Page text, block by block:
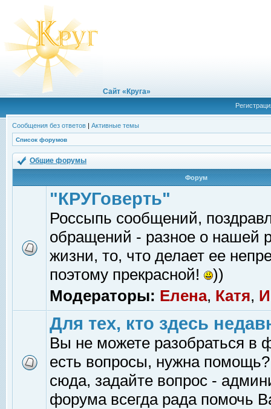
Сайт «Круга»
Сообщения без ответов | Активные темы
Список форумов
Общие форумы
Форум
"КРУГоверть"
Россыпь сообщений,
обращений - разное о нашей
жизни, то, что делает ее
поэтому прекрасной!
))
Модераторы: Елена, Катя,
Для тех, кто здесь
Вы не можете разобраться в
есть вопросы, нужна помощь?
сюда, задайте вопрос -
форума всегда рада помочь